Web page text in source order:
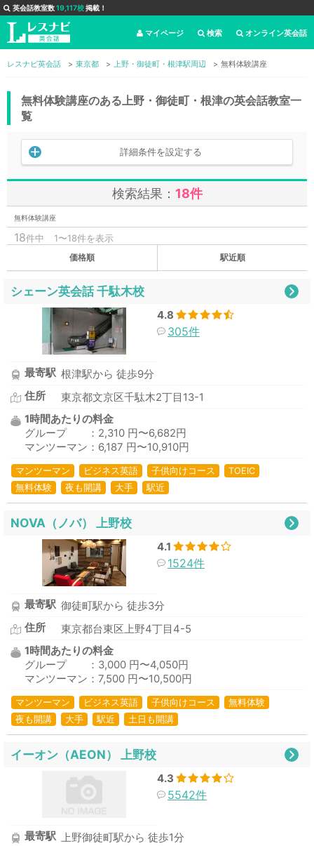
英会話教室数19,117校掲載！
オンライン英会話
検索
マイページ
レスナビ英会話 東京都 上野・御徒町・根津駅周辺 無料体験講座
無料体験講座のある上野・御徒町・根津の英会話教室一
覧
詳細条件を設定する
検索結果： 18件
無料体験講座
18件中 1〜18件を表示
価格順 駅近順
シェーン英会話 千駄木校
4.8
305件
最寄駅 根津駅から 徒歩9分
住所
東京都文京区千駄木2丁目13-1
1時間あたりの料金
グループ ：2,310 円〜6,682円
マンツーマン：6,187 円〜10,910円
マンツーマン ビジネス英語 子供向けコース
TOEIC
無料体験
夜も開講 大手 駅近
NOVA（ノバ） 上野校
4.1
1524件
最寄駅 御徒町駅から 徒歩3分
住所
東京都台東区上野4丁目4-5
1時間あたりの料金
グループ ：3,000 円〜4,050円
マンツーマン：7,500 円〜10,500円
マンツーマン ビジネス英語 子供向けコース
無料体験
夜も開講
大手 駅近 土日も開講
イーオン（AEON） 上野校
4.3
5542件
最寄駅 上野御徒町駅から 徒歩1分